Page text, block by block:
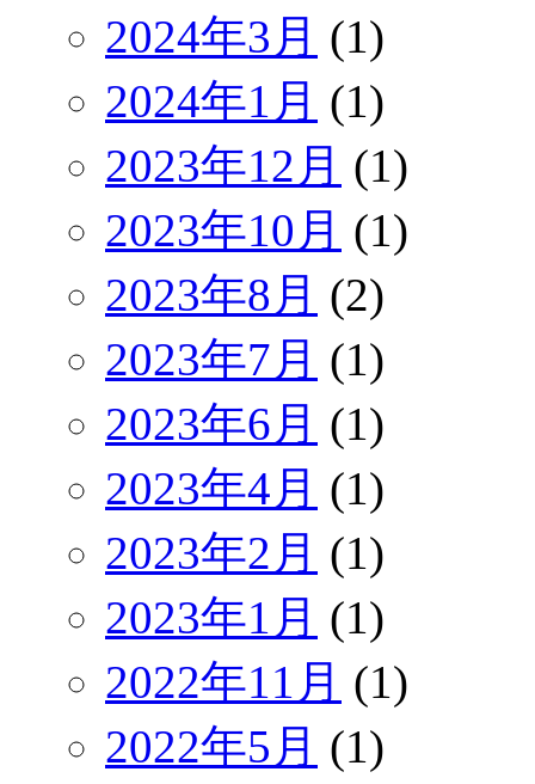
2024年3月 (1)
2024年1月 (1)
2023年12月 (1)
2023年10月 (1)
2023年8月 (2)
2023年7月 (1)
2023年6月 (1)
2023年4月 (1)
2023年2月 (1)
2023年1月 (1)
2022年11月 (1)
2022年5月 (1)